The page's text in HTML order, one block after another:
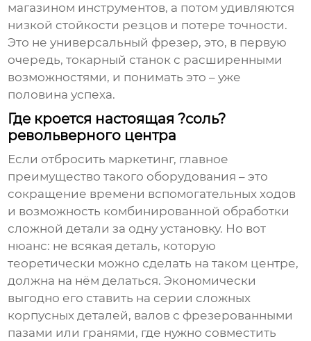
магазином инструментов, а потом удивляются
низкой стойкости резцов и потере точности.
Это не универсальный фрезер, это, в первую
очередь, токарный станок с расширенными
возможностями, и понимать это – уже
половина успеха.
Где кроется настоящая ?соль?
револьверного центра
Если отбросить маркетинг, главное
преимущество такого оборудования – это
сокращение времени вспомогательных ходов
и возможность комбинированной обработки
сложной детали за одну установку. Но вот
нюанс: не всякая деталь, которую
теоретически можно сделать на таком центре,
должна на нём делаться. Экономически
выгодно его ставить на серии сложных
корпусных деталей, валов с фрезерованными
пазами или гранями, где нужно совместить